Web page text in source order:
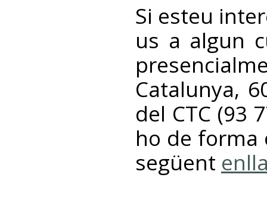
Si esteu
us a algun
Catalunya,
del CTC (93
ho de forma
següent